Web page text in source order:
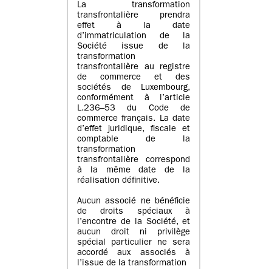
La transformation
transfrontalière prendra
effet à la date
d’immatriculation de la
Société issue de la
transformation
transfrontalière au registre
de commerce et des
sociétés de Luxembourg,
conformément à l’article
L.236–53 du Code de
commerce français. La date
d’effet juridique, fiscale et
comptable de la
transformation
transfrontalière correspond
à la même date de la
réalisation définitive.
Aucun associé ne bénéficie
de droits spéciaux à
l’encontre de la Société, et
aucun droit ni privilège
spécial particulier ne sera
accordé aux associés à
l’issue de la transformation